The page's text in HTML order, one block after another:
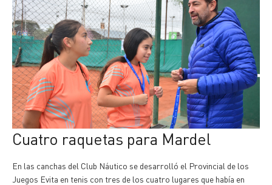
Cuatro raquetas para Mardel
En las canchas del Club Náutico se desarrolló el Provincial de los
Juegos Evita en tenis con tres de los cuatro lugares que había en